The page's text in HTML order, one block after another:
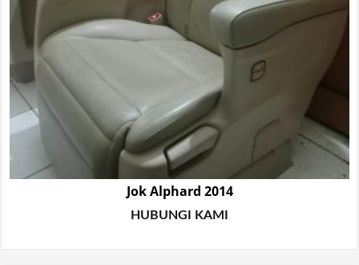
Jok Alphard 2014
HUBUNGI KAMI